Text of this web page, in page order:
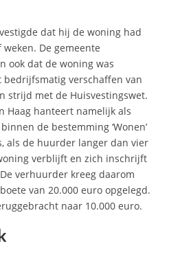
dat hij de woning had
De gemeente
ook dat de woning was
bedrijfsmatig verschaffen van
strijd met de Huisvestingswet.
Haag hanteert namelijk als
de bestemming ‘Wonen’
als de huurder langer dan vier
verblijft en zich inschrijft
verhuurder kreeg daarom
van 20.000 euro opgelegd.
naar 10.000 euro.